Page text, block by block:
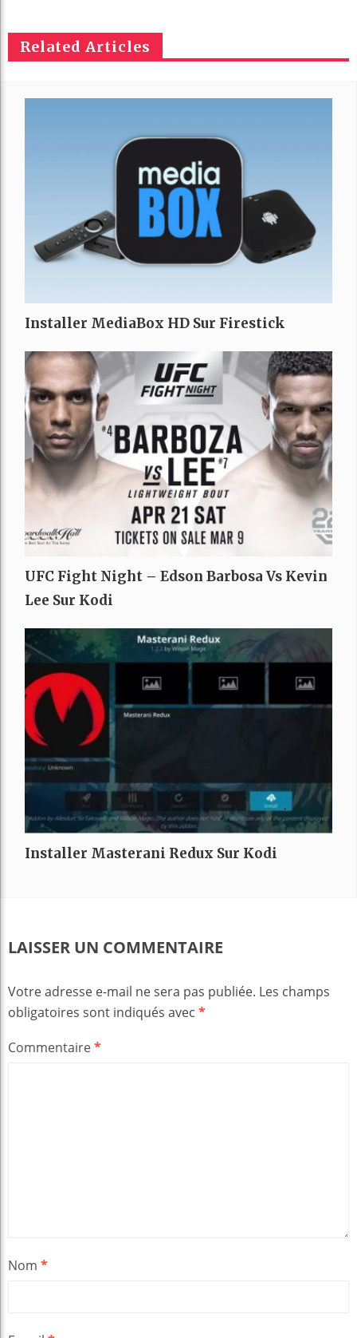
Related Articles
Installer MediaBox HD Sur Firestick
UFC Fight Night – Edson Barbosa Vs Kevin
Lee Sur Kodi
Installer Masterani Redux Sur Kodi
LAISSER UN COMMENTAIRE
Votre adresse e-mail ne sera pas publiée. Les champs
obligatoires sont indiqués avec *
Commentaire*
Nom *